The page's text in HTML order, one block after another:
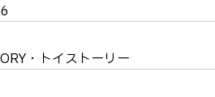
・トイストーリー